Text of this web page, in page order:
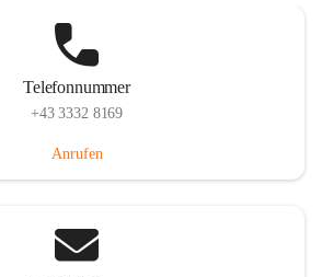
Telefonnummer
+43 3332 8169
Anrufen